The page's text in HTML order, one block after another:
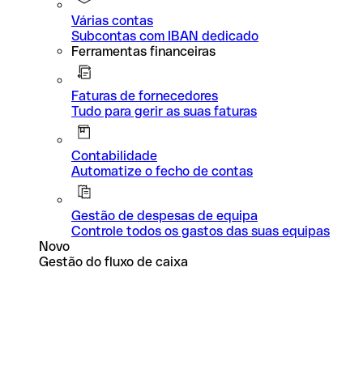
Várias contas
Subcontas com IBAN dedicado
Ferramentas financeiras
Faturas de fornecedores
Tudo para gerir as suas faturas
Contabilidade
Automatize o fecho de contas
Gestão de despesas de equipa
Controle todos os gastos das suas equipas
Novo
Gestão do fluxo de caixa